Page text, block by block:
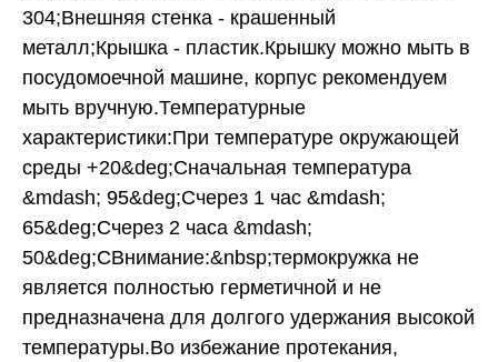
304;Внешняя стенка - крашенный
металл;Крышка - пластик.Крышку можно мыть в
посудомоечной машине, корпус рекомендуем
мыть вручную.Температурные
характеристики:При температуре окружающей
среды +20&deg;Сначальная температура
&mdash; 95&deg;Счерез 1 час &mdash;
65&deg;Счерез 2 часа &mdash;
50&deg;СВнимание:&nbsp;термокружка не
является полностью герметичной и не
предназначена для долгого удержания высокой
температуры.Во избежание протекания,